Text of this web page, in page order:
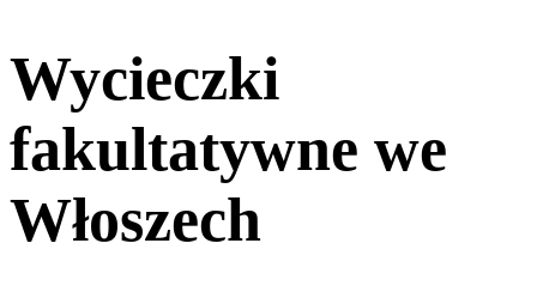
Wycieczki
fakultatywne we
Włoszech